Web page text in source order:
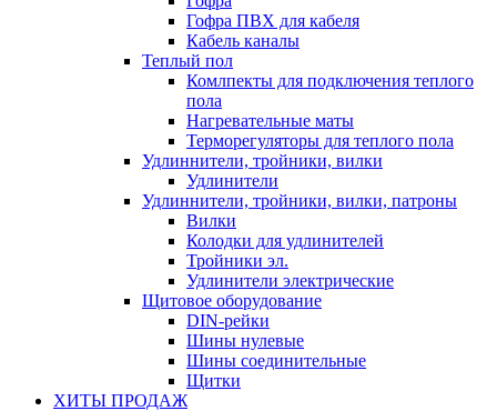
Гофра ПВХ для кабеля
Кабель каналы
Теплый пол
Комлпекты для подключения теплого
пола
Нагревательные маты
Терморегуляторы для теплого пола
Удлиннители, тройники, вилки
Удлинители
Удлиннители, тройники, вилки, патроны
Вилки
Колодки для удлинителей
Тройники эл.
Удлинители электрические
Щитовое оборудование
DIN-рейки
Шины нулевые
Шины соединительные
Щитки
ХИТЫ ПРОДАЖ